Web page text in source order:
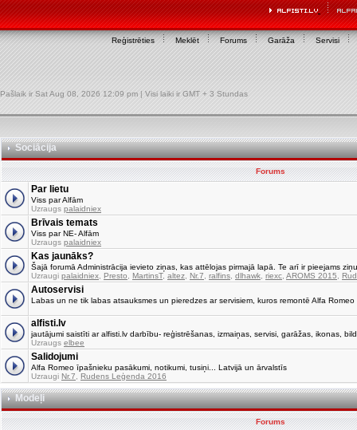
Reģistrēties Meklēt Forums Garāža Servisi
Pašlaik ir Sat Aug 08, 2026 12:09 pm | Visi laiki ir GMT + 3 Stundas
Sociācija
Forums
Par lietu
Viss par Alfām
Uzraugs palaidniex
Brīvais temats
Viss par NE- Alfām
Uzraugs palaidniex
Kas jaunāks?
Šajā forumā Administrācija ievieto ziņas, kas attēlojas pirmajā lapā. Te arī ir pieejams
Uzraugi palaidniex Presto MartinsT, altez Nr.7 ralfins dlhawk riexc AROMS 2015
Autoservisi
Labas un ne tik labas atsauksmes un pieredzes ar servisiem, kuros remontē Alfa Romeo
alfisti.lv
jautājumi saistīti ar alfisti.lv darbību- reģistrēšanas, izmaiņas, servisi, garāžas, ikonas,
Uzraugs elbee
Salidojumi
Alfa Romeo īpašnieku pasākumi, notikumi, tusiņi... Latvijā un ārvalstīs
Uzraugi Nr.7 Rudens Leģenda 2016
Modeļi
Forums